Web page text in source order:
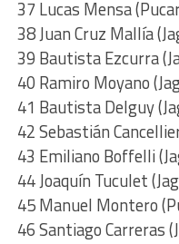
37 Lucas Mensa
38 Juan Cruz Mallía
39 Bautista Ezcurra
40 Ramiro Moyano
41 Bautista Delguy
42 Sebastián
43 Emiliano Boffelli
44 Joaquín Tuculet
45 Manuel Montero
46 Santiago Carreras